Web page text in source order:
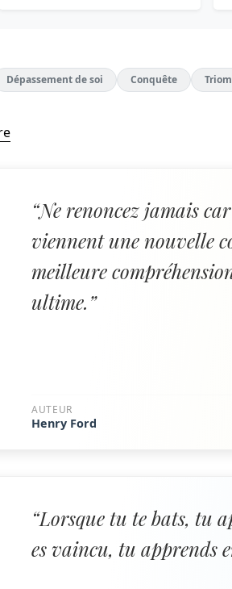
Dépassement de soi Conquête
“Ne renoncez jamais
viennent une nouvelle
meilleure
ultime.”
AUTEUR
Henry Ford
“Lorsque tu te bats, tu
es vaincu, tu apprends